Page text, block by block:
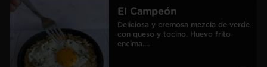
El Campeón
Deliciosa y cremosa mezcla de verde
con queso y tocino. Huevo frito
encima.